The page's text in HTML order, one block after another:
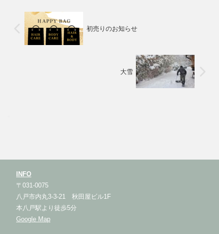
初売りのお知らせ
大雪
INFO
〒031-0075
八戸市内丸3-3-21 秋田屋ビル1F
本八戸駅より徒歩5分
Google Map